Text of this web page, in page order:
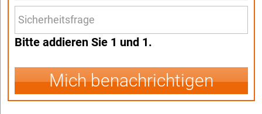
Bitte addieren Sie 1 und 1.
Mich benachrichtigen